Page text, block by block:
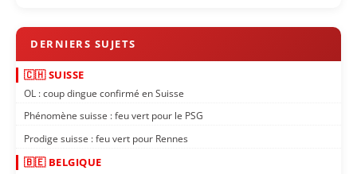
🇨🇭 SUISSE
OL : coup dingue confirmé en Suisse
Phénomène suisse : feu vert pour le PSG
Prodige suisse : feu vert pour Rennes
🇧🇪 BELGIQUE